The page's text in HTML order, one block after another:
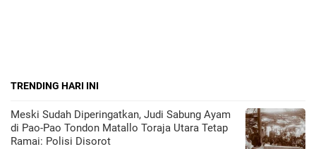
TRENDING HARI INI
Meski Sudah Diperingatkan, Judi Sabung Ayam
di Pao-Pao Tondon Matallo Toraja Utara Tetap
Ramai: Polisi Disorot